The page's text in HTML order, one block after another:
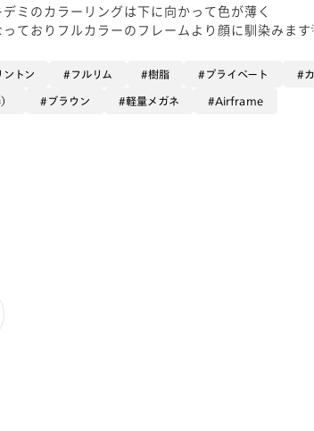
ミのカラーリングは下に向かって色が薄く
ておりフルカラーのフレームより顔に馴染みます
ントン フルリム 樹脂 プライベート
ブラウン 軽量メガネ Airframe